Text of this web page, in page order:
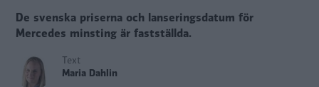
De svenska priserna och lanseringsdatum för
Mercedes minsting är fastställda.
Text
Maria Dahlin